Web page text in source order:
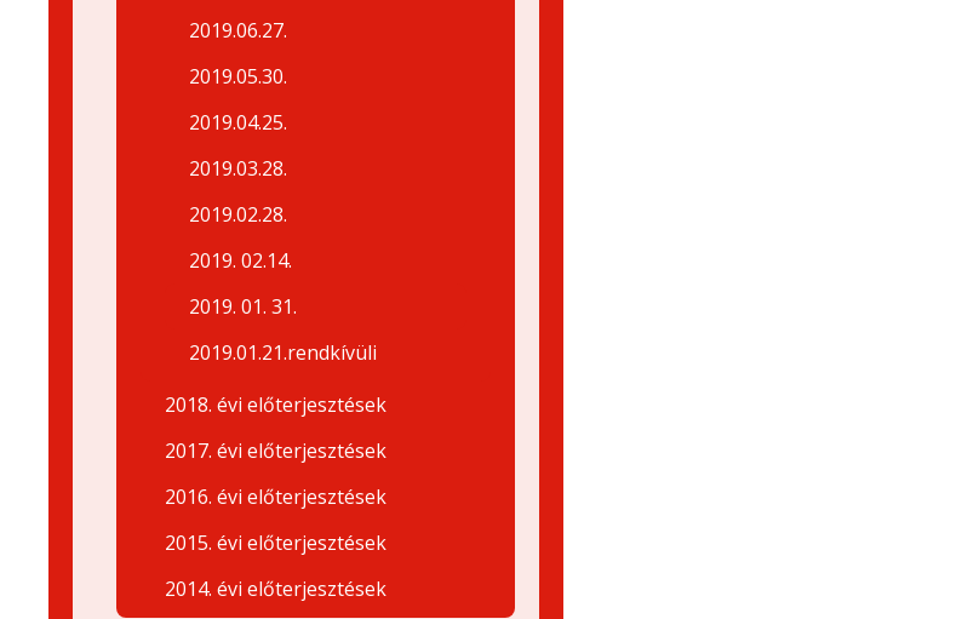
2019.06.27.
2019.05.30.
2019.04.25.
2019.03.28.
2019.02.28.
2019. 02.14.
2019. 01. 31.
2019.01.21.rendkívüli
2018. évi előterjesztések
2017. évi előterjesztések
2016. évi előterjesztések
2015. évi előterjesztések
2014. évi előterjesztések